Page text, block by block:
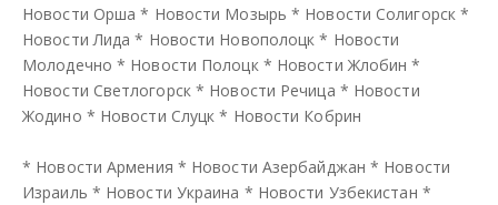
Новости Орша * Новости Мозырь * Новости Солигорск *
Новости Лида * Новости Новополоцк * Новости
Молодечно * Новости Полоцк * Новости Жлобин *
Новости Светлогорск * Новости Речица * Новости
Жодино * Новости Слуцк * Новости Кобрин
* Новости Армения * Новости Азербайджан * Новости
Израиль * Новости Украина * Новости Узбекистан *